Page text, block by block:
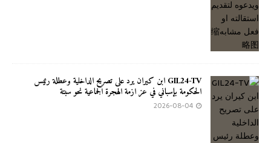
GIL24-TV ابن كيران يرد على تصريح الداخلية وعطلة رئيس
الحكومة بإسباني في عز ازمة الهجرة الجماعية نحو سبتة
2026-08-04